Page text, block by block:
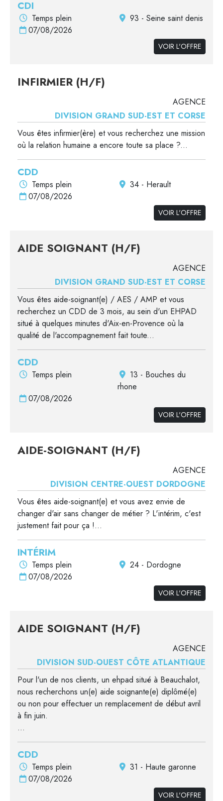
CDI
Temps plein
93 - Seine saint denis
07/08/2026
VOIR L'OFFRE
INFIRMIER (H/F)
AGENCE
DIVISION GRAND SUD-EST ET CORSE
Vous êtes infirmier(ère) et vous recherchez une mission
où la relation humaine a encore toute sa place ?...
CDD
Temps plein
34 - Herault
07/08/2026
VOIR L'OFFRE
AIDE SOIGNANT (H/F)
AGENCE
DIVISION GRAND SUD-EST ET CORSE
Vous êtes aide-soignant(e) / AES / AMP et vous
recherchez un CDD de 3 mois, au sein d'un EHPAD
situé à quelques minutes d'Aix-en-Provence où la
qualité de l'accompagnement fait toute...
CDD
Temps plein
13 - Bouches du
rhone
07/08/2026
VOIR L'OFFRE
AIDE-SOIGNANT (H/F)
AGENCE
DIVISION CENTRE-OUEST DORDOGNE
Vous êtes aide-soignant(e) et vous avez envie de
changer d'air sans changer de métier ? L'intérim, c'est
justement fait pour ça !...
INTÉRIM
Temps plein
24 - Dordogne
07/08/2026
VOIR L'OFFRE
AIDE SOIGNANT (H/F)
AGENCE
DIVISION SUD-OUEST CÔTE ATLANTIQUE
Pour l'un de nos clients, un ehpad situé à Beauchalot,
nous recherchons un(e) aide soignante(e) diplômé(e)
ou non pour effectuer un remplacement de début avril
à fin juin.
...
CDD
Temps plein
31 - Haute garonne
07/08/2026
VOIR L'OFFRE